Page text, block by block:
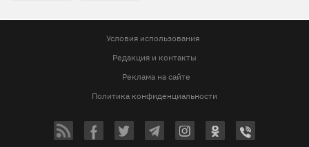
Условия использования
Редакция и контакты
Реклама на сайте
Политика конфиденциальности